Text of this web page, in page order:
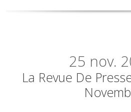
25 nov.
La Revue De